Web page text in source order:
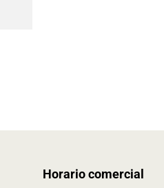
Horario comercial